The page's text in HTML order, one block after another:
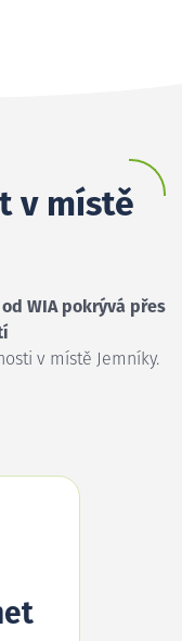
v místě
WIA pokrývá přes
v místě Jemníky.